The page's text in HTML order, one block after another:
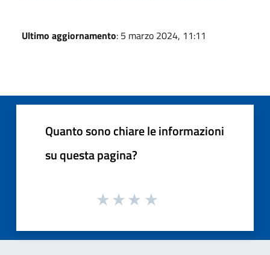
Ultimo aggiornamento: 5 marzo 2024, 11:11
Quanto sono chiare le informazioni
su questa pagina?